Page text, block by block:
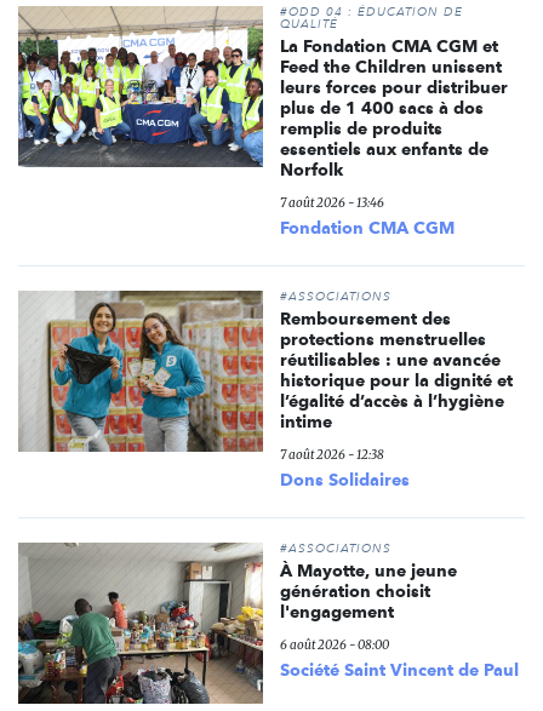
#ODD 04 : ÉDUCATION DE
QUALITÉ
La Fondation CMA CGM et
Feed the Children unissent
leurs forces pour distribuer
plus de 1 400 sacs à dos
remplis de produits
essentiels aux enfants de
Norfolk
7 août 2026 - 13:46
Fondation CMA CGM
#ASSOCIATIONS
Remboursement des
protections menstruelles
réutilisables : une avancée
historique pour la dignité et
l’égalité d’accès à l’hygiène
intime
7 août 2026 - 12:38
Dons Solidaires
#ASSOCIATIONS
À Mayotte, une jeune
génération choisit
l'engagement
6 août 2026 - 08:00
Société Saint Vincent de Paul